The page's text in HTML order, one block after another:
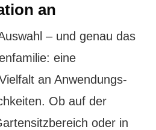
an
– und genau das
eine
an Anwendungs-
Ob auf der
oder in